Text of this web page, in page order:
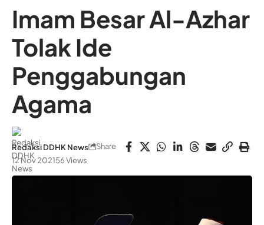
Imam Besar Al-Azhar
Tolak Ide
Penggabungan
Agama
Redaksi DDHK News
12 Nov 202156 Views
Share